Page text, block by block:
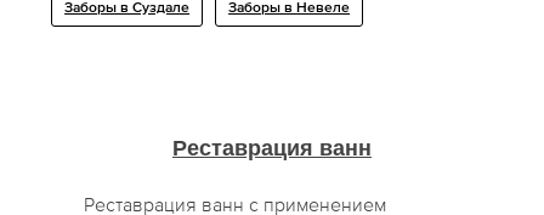
Заборы в Суздале Заборы в Невеле
Реставрация ванн
Реставрация ванн с применением